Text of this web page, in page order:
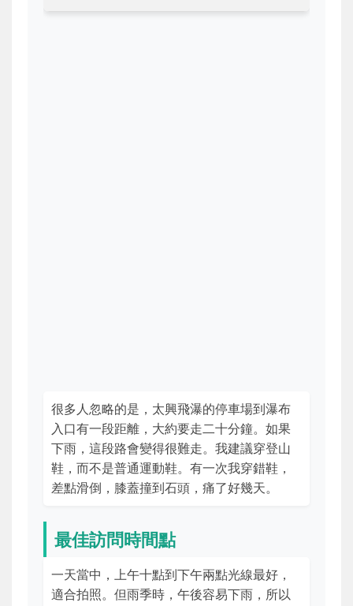
很多人忽略的是，太興飛瀑的停車場到瀑布
入口有一段距離，大約要走二十分鐘。如果
下雨，這段路會變得很難走。我建議穿登山
鞋，而不是普通運動鞋。有一次我穿錯鞋，
差點滑倒，膝蓋撞到石頭，痛了好幾天。
最佳訪問時間點
一天當中，上午十點到下午兩點光線最好，
適合拍照。但雨季時，午後容易下雨，所以